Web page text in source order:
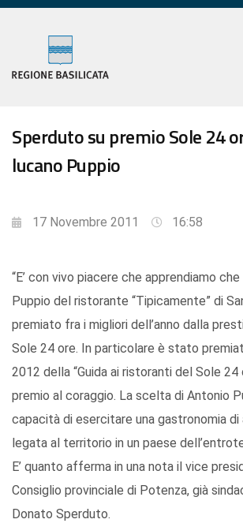
Sperduto su premio Sole 24
lucano Puppio
17 Novembre 2011 16:58
“E’ con vivo piacere che apprendiamo
Puppio del ristorante “Tipicamente” di
premiato fra i migliori dell’anno dalla
Sole 24 ore. In particolare è stato
2012 della “Guida ai ristoranti del Sole 24
premio al coraggio. La scelta di Antonio
capacità di esercitare una gastronomia
legata al territorio in un paese
E’ quanto afferma in una nota il vice
Consiglio provinciale di Potenza, già
Donato Sperduto.